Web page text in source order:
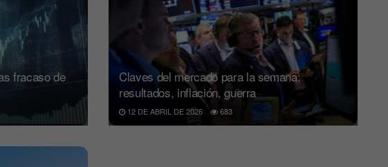
fracaso de
Claves del mercado para la semana:
resultados, inflación, guerra
12 DE ABRIL DE 2026 683